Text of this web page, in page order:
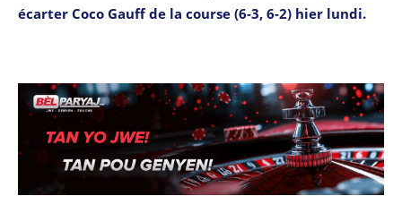
écarter Coco Gauff de la course (6-3, 6-2) hier lundi.